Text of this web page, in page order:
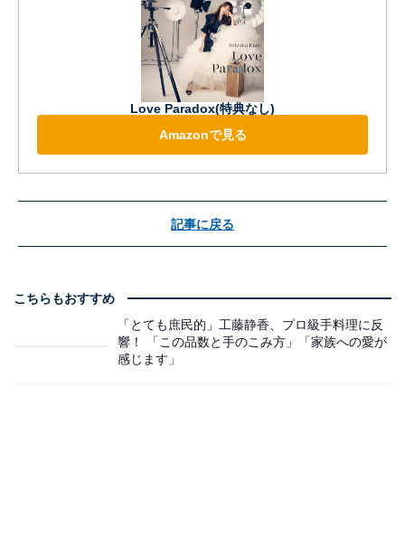
Love Paradox(特典なし)
Amazonで見る
記事に戻る
こちらもおすすめ
「とても庶民的」工藤静香、プロ級手料理に反
響！ 「この品数と手のこみ方」「家族への愛が
感じます」